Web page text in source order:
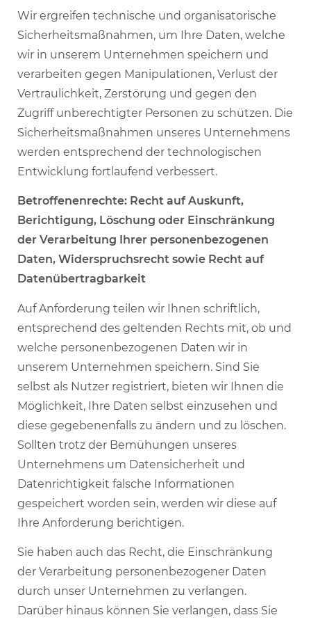
Wir ergreifen technische und organisatorische
Sicherheitsmaßnahmen, um Ihre Daten, welche
wir in unserem Unternehmen speichern und
verarbeiten gegen Manipulationen, Verlust der
Vertraulichkeit, Zerstörung und gegen den
Zugriff unberechtigter Personen zu schützen. Die
Sicherheitsmaßnahmen unseres Unternehmens
werden entsprechend der technologischen
Entwicklung fortlaufend verbessert.
Betroffenenrechte: Recht auf Auskunft,
Berichtigung, Löschung oder Einschränkung
der Verarbeitung Ihrer personenbezogenen
Daten, Widerspruchsrecht sowie Recht auf
Datenübertragbarkeit
Auf Anforderung teilen wir Ihnen schriftlich,
entsprechend des geltenden Rechts mit, ob und
welche personenbezogenen Daten wir in
unserem Unternehmen speichern. Sind Sie
selbst als Nutzer registriert, bieten wir Ihnen die
Möglichkeit, Ihre Daten selbst einzusehen und
diese gegebenenfalls zu ändern und zu löschen.
Sollten trotz der Bemühungen unseres
Unternehmens um Datensicherheit und
Datenrichtigkeit falsche Informationen
gespeichert worden sein, werden wir diese auf
Ihre Anforderung berichtigen.
Sie haben auch das Recht, die Einschränkung
der Verarbeitung personenbezogener Daten
durch unser Unternehmen zu verlangen.
Darüber hinaus können Sie verlangen, dass Sie